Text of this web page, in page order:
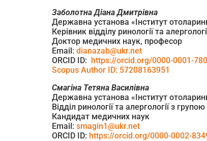
Заболотна Діана Дмитрівна
Державна установа «Інститут
Керівник відділу ринології та
Доктор медичних наук, професор
Email: dianazab@ukr.net
ORCID ID: https://orcid.org/0000-0001-
Scopus Author ID: 57208163951
Смагіна Тетяна Василівна
Державна установа «Інститут
Відділ ринології та алергології з
Кандидат медичних наук
Email: smagin1@ukr.net
ORCID ID: https://orcid.org/0000-0002-